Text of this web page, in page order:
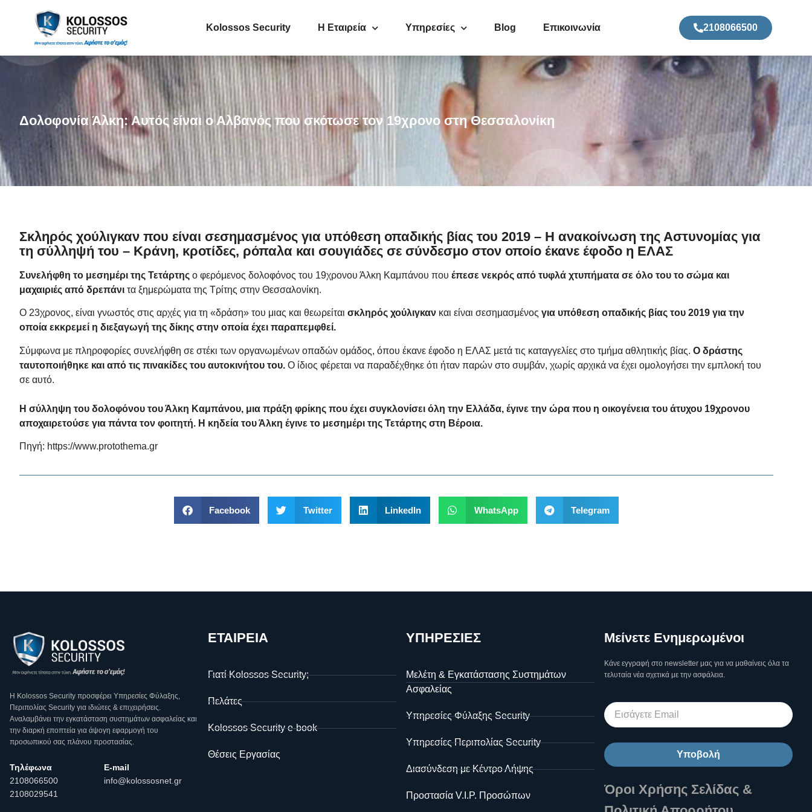
Kolossos Security Η Εταιρεία Υπηρεσίες Blog Επικοινωνία 2108066500
Δολοφονία Άλκη: Αυτός είναι ο Αλβανός που σκότωσε τον 19χρονο στη Θεσσαλονίκη
Σκληρός χούλιγκαν που είναι σεσημασμένος για υπόθεση οπαδικής βίας του 2019 – Η ανακοίνωση της Αστυνομίας για
τη σύλληψή του – Κράνη, κροτίδες, ρόπαλα και σουγιάδες σε σύνδεσμο στον οποίο έκανε έφοδο η ΕΛΑΣ
Συνελήφθη το μεσημέρι της Τετάρτης ο φερόμενος δολοφόνος του 19χρονου Άλκη Καμπάνου που έπεσε νεκρός από τυφλά χτυπήματα σε όλο του το σώμα και
μαχαιριές από δρεπάνι τα ξημερώματα της Τρίτης στην Θεσσαλονίκη.
Ο 23χρονος, είναι γνωστός στις αρχές για τη «δράση» του μιας και θεωρείται σκληρός χούλιγκαν και είναι σεσημασμένος για υπόθεση οπαδικής βίας του 2019 για την
οποία εκκρεμεί η διεξαγωγή της δίκης στην οποία έχει παραπεμφθεί.
Σύμφωνα με πληροφορίες συνελήφθη σε στέκι των οργανωμένων οπαδών ομάδος, όπου έκανε έφοδο η ΕΛΑΣ μετά τις καταγγελίες στο τμήμα αθλητικής βίας. Ο δράστης
ταυτοποιήθηκε και από τις πινακίδες του αυτοκινήτου του. Ο ίδιος φέρεται να παραδέχθηκε ότι ήταν παρών στο συμβάν, χωρίς αρχικά να έχει ομολογήσει την εμπλοκή του
σε αυτό.
Η σύλληψη του δολοφόνου του Άλκη Καμπάνου, μια πράξη φρίκης που έχει συγκλονίσει όλη την Ελλάδα, έγινε την ώρα που η οικογένεια του άτυχου 19χρονου
αποχαιρετούσε για πάντα τον φοιτητή. Η κηδεία του Άλκη έγινε το μεσημέρι της Τετάρτης στη Βέροια.
Πηγή: https://www.protothema.gr
Facebook Twitter LinkedIn WhatsApp Telegram
Η Κοlossos Security προσφέρει Υπηρεσίες Φύλαξης,
Περιπολίας Security για ιδιώτες & επιχειρήσεις.
Αναλαμβάνει την εγκατάσταση συστημάτων ασφαλείας και
την διαρκή εποπτεία για άψογη εφαρμογή του
προσωπικού σας πλάνου προστασίας.
Τηλέφωνα
2108066500
2108029541
E-mail
info@kolossosnet.gr
ΕΤΑΙΡΕΙΑ
Γιατί Kolossos Security;
Πελάτες
Kolossos Security e-book
Θέσεις Εργασίας
ΥΠΗΡΕΣΙΕΣ
Μελέτη & Εγκατάστασης Συστημάτων
Ασφαλείας
Υπηρεσίες Φύλαξης Security
Υπηρεσίες Περιπολίας Security
Διασύνδεση με Κέντρο Λήψης
Προστασία V.I.P. Προσώπων
Μείνετε Ενημερωμένοι
Κάνε εγγραφή στο newsletter μας για να μαθαίνεις όλα τα
τελυταία νέα σχετικά με την ασφάλεια.
Υποβολή
Όροι Χρήσης Σελίδας &